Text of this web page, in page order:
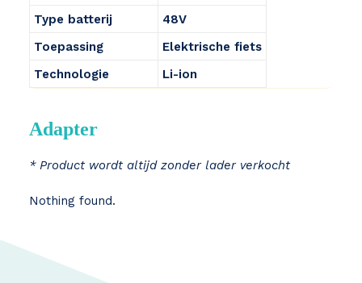
Type batterij
48V
Toepassing
Elektrische fiets
Technologie
Li-ion
Adapter
* Product wordt altijd zonder lader verkocht
Nothing found.